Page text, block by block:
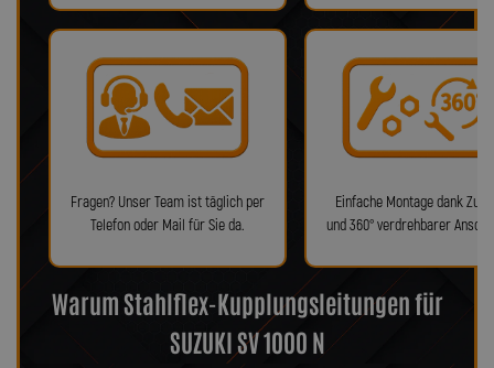
Fragen? Unser Team ist täglich per
Telefon oder Mail für Sie da.
Einfache Montage dank
und 360° verdrehbarer
Warum Stahlflex-Kupplungsleitungen für
SUZUKI SV 1000 N